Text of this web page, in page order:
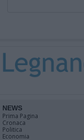
NEWS
Prima Pagina
Cronaca
Politica
Economia